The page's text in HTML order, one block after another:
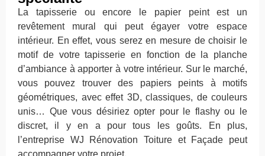
La tapisserie ou encore le papier peint est un
revêtement mural qui peut égayer votre espace
intérieur. En effet, vous serez en mesure de choisir le
motif de votre tapisserie en fonction de la planche
d’ambiance à apporter à votre intérieur. Sur le marché,
vous pouvez trouver des papiers peints à motifs
géométriques, avec effet 3D, classiques, de couleurs
unis… Que vous désiriez opter pour le flashy ou le
discret, il y en a pour tous les goûts. En plus,
l’entreprise WJ Rénovation Toiture et Façade peut